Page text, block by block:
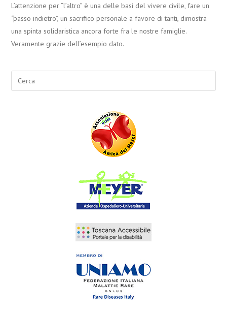
L’attenzione per “l’altro” è una delle basi del vivere civile, fare un
“passo indietro”, un sacrifico personale a favore di tanti, dimostra
una spinta solidaristica ancora forte fra le nostre famiglie.
Veramente grazie dell’esempio dato.